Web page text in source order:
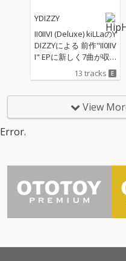
YDIZZY
II0IIVI (Deluxe) kiLLaのY
DIZZYによる 前作"II0IIV
I" EPに新しく7曲が収
録された 2026年の始ま
りを告げるALBUM kiLL
13 tracks
View
Error.